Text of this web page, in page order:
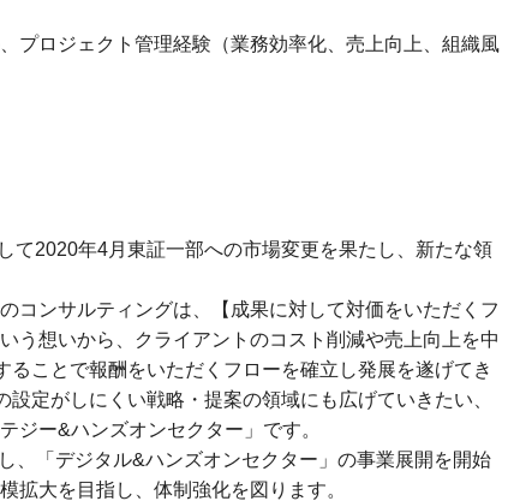
プロジェクト管理経験（業務効率化、売上向上、組織風
て2020年4月東証一部への市場変更を果たし、新たな領
コンサルティングは、【成果に対して対価をいただくフ
う想いから、クライアントのコスト削減や売上向上を中
ことで報酬をいただくフローを確立し発展を遂げてき
定がしにくい戦略・提案の領域にも広げていきたい、
ジー&ハンズオンセクター」です。
、「デジタル&ハンズオンセクター」の事業展開を開始
拡大を目指し、体制強化を図ります。